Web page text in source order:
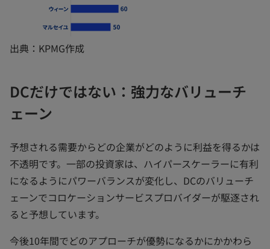
出典：KPMG作成
DCだけではない：強力なバリューチ
ェーン
予想される需要からどの企業がどのように利益を得るかは
不透明です。一部の投資家は、ハイパースケーラーに有利
になるようにパワーバランスが変化し、DCのバリューチ
ェーンでコロケーションサービスプロバイダーが駆逐され
ると予想しています。
今後10年間でどのアプローチが優勢になるかにかかわら